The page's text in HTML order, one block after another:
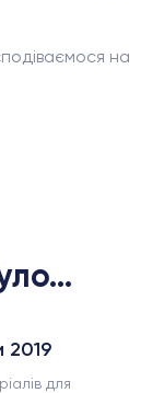
на
2019
для